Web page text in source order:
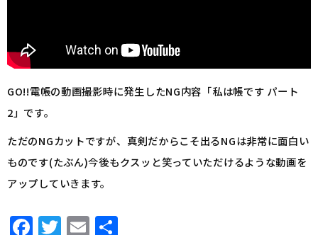
GO!!電帳の動画撮影時に発生したNG内容「私は帳です パート
2」です。
ただのNGカットですが、真剣だからこそ出るNGは非常に面白い
ものです(たぶん)今後もクスッと笑っていただけるような動画を
アップしていきます。
F T E